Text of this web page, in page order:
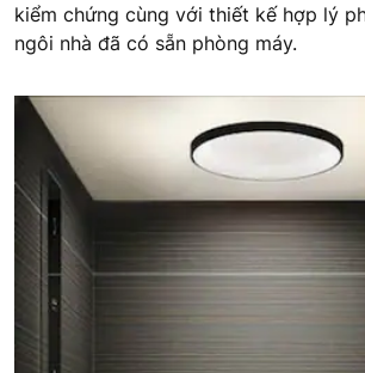
kiểm chứng cùng với thiết kế hợp lý
ngôi nhà đã có sẵn phòng máy.